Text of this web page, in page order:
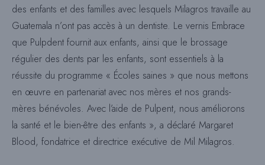
des enfants et des familles avec lesquels Milagros travaille au
Guatemala n’ont pas accès à un dentiste. Le vernis Embrace
que Pulpdent fournit aux enfants, ainsi que le brossage
régulier des dents par les enfants, sont essentiels à la
réussite du programme « Écoles saines » que nous mettons
en œuvre en partenariat avec nos mères et nos grands-
mères bénévoles. Avec l’aide de Pulpent, nous améliorons
la santé et le bien-être des enfants », a déclaré Margaret
Blood, fondatrice et directrice exécutive de Mil Milagros.